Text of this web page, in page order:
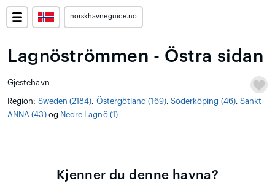
norskhavneguide.no
Lagnöströmmen - Östra sidan
Gjestehavn
Region: Sweden (2184), Östergötland (169), Söderköping (46),Sankt
ANNA (43)og Nedre Lagnö (1)
Kjenner du denne havna?